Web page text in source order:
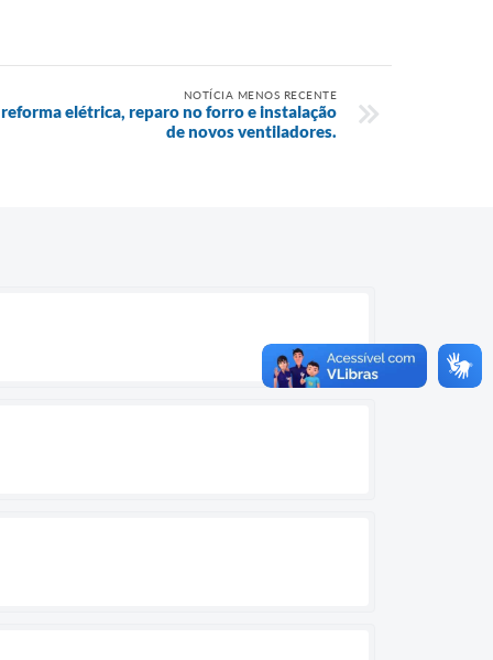
NOTÍCIA MENOS RECENTE
elétrica, reparo no forro e instalação
de novos ventiladores.